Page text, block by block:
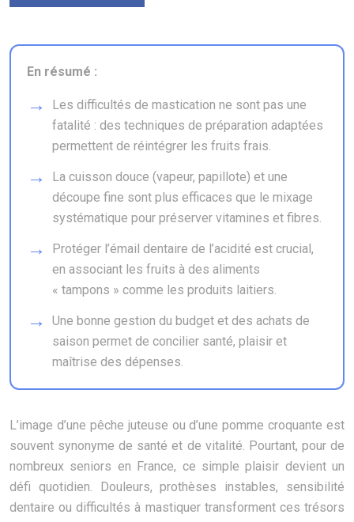
En résumé :
Les difficultés de mastication ne sont pas une
fatalité : des techniques de préparation adaptées
permettent de réintégrer les fruits frais.
La cuisson douce (vapeur, papillote) et une
découpe fine sont plus efficaces que le mixage
systématique pour préserver vitamines et fibres.
Protéger l’émail dentaire de l’acidité est crucial,
en associant les fruits à des aliments
« tampons » comme les produits laitiers.
Une bonne gestion du budget et des achats de
saison permet de concilier santé, plaisir et
maîtrise des dépenses.
L’image d’une pêche juteuse ou d’une pomme croquante est
souvent synonyme de santé et de vitalité. Pourtant, pour de
nombreux seniors en France, ce simple plaisir devient un
défi quotidien. Douleurs, prothèses instables, sensibilité
dentaire ou difficultés à mastiquer transforment ces trésors